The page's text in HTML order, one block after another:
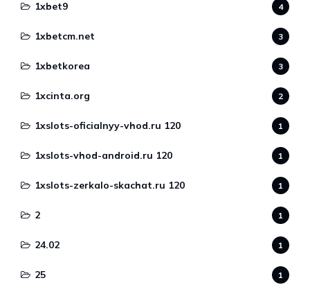
1xbet9 4
1xbetcm.net 3
1xbetkorea 3
1xcinta.org 2
1xslots-oficialnyy-vhod.ru 120 1
1xslots-vhod-android.ru 120 1
1xslots-zerkalo-skachat.ru 120 1
2 1
24.02 1
25 1